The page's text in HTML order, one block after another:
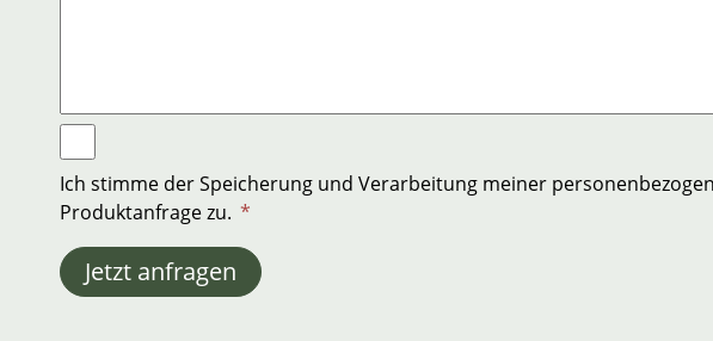
Ich stimme der Speicherung und Verarbeitung meiner
Produktanfrage zu. *
Jetzt anfragen